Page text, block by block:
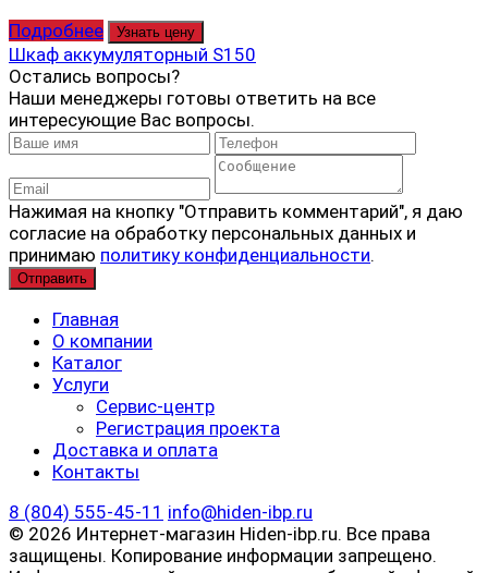
Подробнее
Узнать цену
Шкаф аккумуляторный S150
Остались вопросы?
Наши менеджеры готовы ответить на все
интересующие Вас вопросы.
Нажимая на кнопку "Отправить комментарий", я даю
согласие на обработку персональных данных и
принимаю политику конфиденциальности.
Главная
О компании
Каталог
Услуги
Сервис-центр
Регистрация проекта
Доставка и оплата
Контакты
8 (804) 555-45-11 info@hiden-ibp.ru
© 2026 Интернет-магазин Hiden-ibp.ru. Все права
защищены. Копирование информации запрещено.